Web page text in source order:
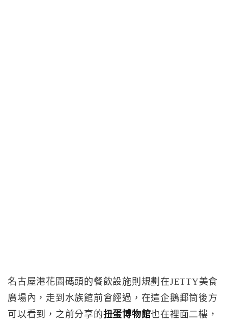
名古屋港花園碼頭的餐飲設施則規劃在JETTY美食
廣場內，走到水族館前會經過，在這企鵝郵筒後方
可以看到，之前分享的扭蛋博物館也在裡面二樓，